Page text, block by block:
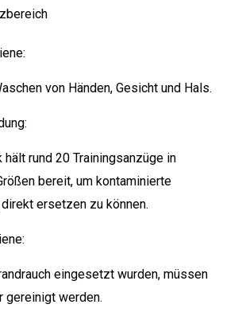
von Händen, Gesicht und Hals.
hält rund 20 Trainingsanzüge in
bereit, um kontaminierte
ersetzen zu können.
eingesetzt wurden, müssen
gereinigt werden.